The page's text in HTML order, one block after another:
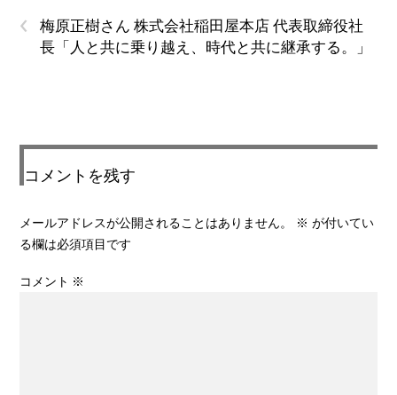
‹
梅原正樹さん 株式会社稲田屋本店 代表取締役社
長「人と共に乗り越え、時代と共に継承する。」
コメントを残す
メールアドレスが公開されることはありません。 ※ が付いてい
る欄は必須項目です
コメント ※